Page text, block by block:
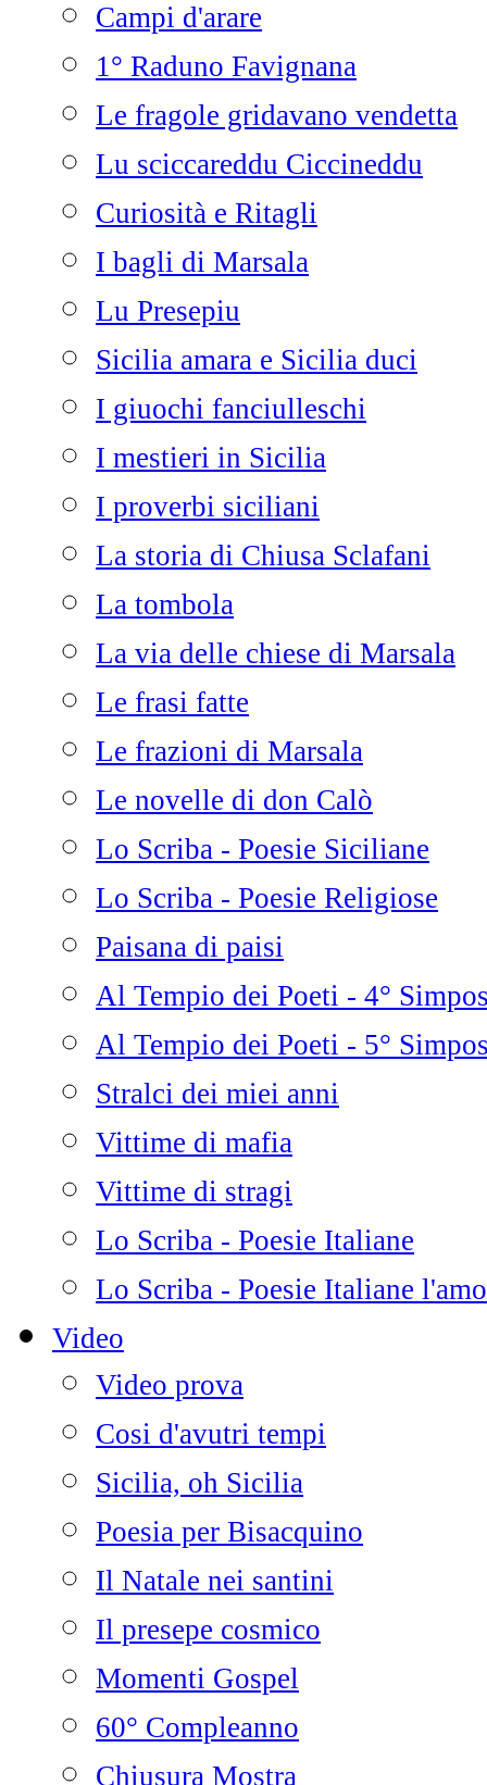
Campi d'arare
1° Raduno Favignana
Le fragole gridavano vendetta
Lu sciccareddu Ciccineddu
Curiosità e Ritagli
I bagli di Marsala
Lu Presepiu
Sicilia amara e Sicilia duci
I giuochi fanciulleschi
I mestieri in Sicilia
I proverbi siciliani
La storia di Chiusa Sclafani
La tombola
La via delle chiese di Marsala
Le frasi fatte
Le frazioni di Marsala
Le novelle di don Calò
Lo Scriba - Poesie Siciliane
Lo Scriba - Poesie Religiose
Paisana di paisi
Al Tempio dei Poeti - 4°
Al Tempio dei Poeti - 5°
Stralci dei miei anni
Vittime di mafia
Vittime di stragi
Lo Scriba - Poesie Italiane
Lo Scriba - Poesie Italiane
Video
Video prova
Cosi d'avutri tempi
Sicilia, oh Sicilia
Poesia per Bisacquino
Il Natale nei santini
Il presepe cosmico
Momenti Gospel
60° Compleanno
Chiusura Mostra